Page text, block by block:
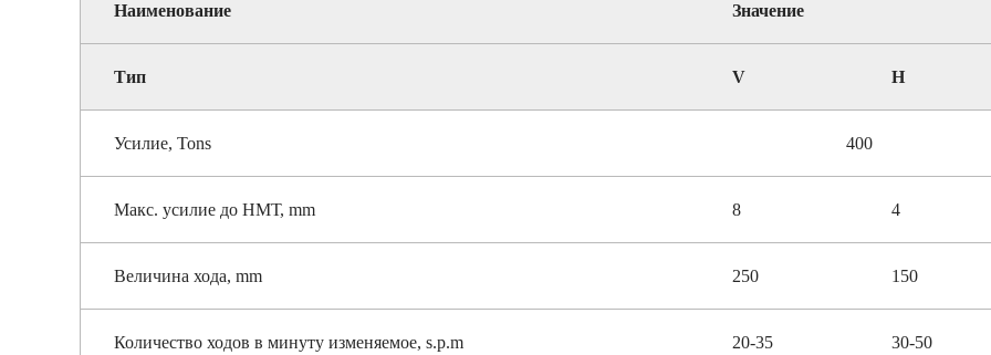
Наименование Значение
Тип V H
Усилие, Tons 400
Макс. усилие до НМТ, mm 8 4
Величина хода, mm 250 150
Количество ходов в минуту изменяемое, s.p.m 20-35 30-50